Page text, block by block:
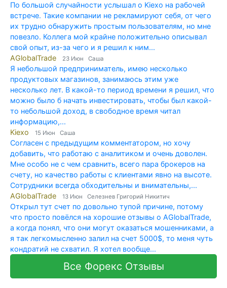
По большой случайности услышал о Kiexo на рабочей
встрече. Такие компании не рекламируют себя, от чего
их трудно обнаружить простым пользователям, но мне
повезло. Коллега мой крайне положительно описывал
свой опыт, из-за чего и я решил к ним...
AGlobalTrade
23 Июн Саша
Я небольшой предприниматель, имею несколько
продуктовых магазинов, занимаюсь этим уже
несколько лет. В какой-то период времени я решил, что
можно было б начать инвестировать, чтобы был какой-
то небольшой доход, в свободное время читал
информацию,...
Kiexo
15 Июн Саша
Согласен с предыдущим комментатором, но хочу
добавить, что работаю с аналитиком и очень доволен.
Мне особо не с чем сравнить, всего пара брокеров на
счету, но качество работы с клиентами явно на высоте.
Сотрудники всегда обходительны и внимательны,...
AGlobalTrade
13 Июн Селезнев Григорий Никитич
Открыл тут счет по довольно тупой причине, потому
что просто повёлся на хорошие отзывы о AGlobalTrade,
а когда понял, что они могут оказаться мошенниками, а
я так легкомысленно залил на счет 5000$, то меня чуть
кондратий не схватил. Я хотел вообще...
Все Форекс Отзывы